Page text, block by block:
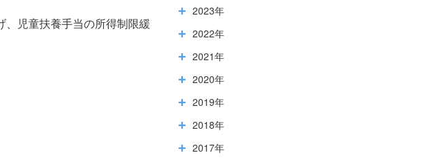
、児童扶養手当の所得制限緩
2023年
2022年
2021年
2020年
2019年
2018年
2017年